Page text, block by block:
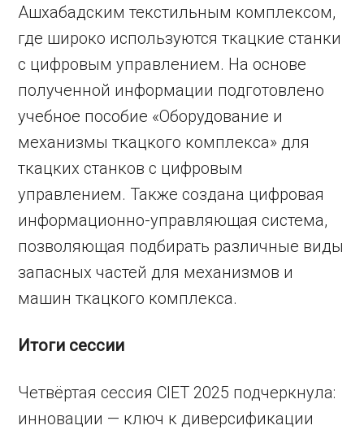
Ашхабадским текстильным комплексом,
где широко используются ткацкие станки
с цифровым управлением. На основе
полученной информации подготовлено
учебное пособие «Оборудование и
механизмы ткацкого комплекса» для
ткацких станков с цифровым
управлением. Также создана цифровая
информационно-управляющая система,
позволяющая подбирать различные виды
запасных частей для механизмов и
машин ткацкого комплекса.
Итоги сессии
Четвёртая сессия CIET 2025 подчеркнула:
инновации — ключ к диверсификации